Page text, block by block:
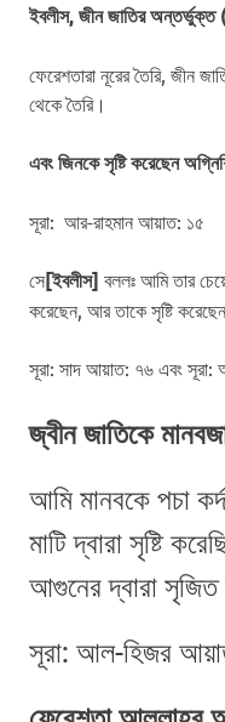
ইবলীস, জীন জাতির অন্তর্ভুক্ত
ফেরেশতারা নূরের তৈরি, জীন
থেকে তৈরি।
এবং জিনকে সৃষ্টি করেছেন
সূরা: আর-রাহমান আয়াত: ১৫
সে[ইবলীস] বললঃ আমি তার
করেছেন, আর তাকে সৃষ্টি করেছেন
সূরা: সাদ আয়াত: ৭৬ এবং
জ্বীন জাতিকে
আমি মানবকে পচা
মাটি দ্বারা সৃষ্টি
আগুনের দ্বারা সৃজিত
সূরা: আল-হিজর